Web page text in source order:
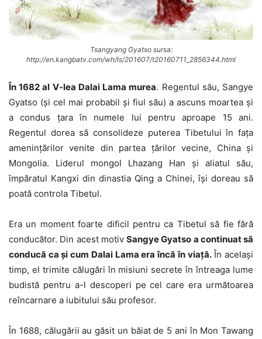
Tsangyang Gyatso sursa:
http://en.kangbatv.com/wh/ls/201607/t20160711_2856344.html
În 1682 al V-lea Dalai Lama murea. Regentul său, Sangye
Gyatso (şi cel mai probabil şi fiul său) a ascuns moartea şi
a condus ţara în numele lui pentru aproape 15 ani.
Regentul dorea să consolideze puterea Tibetului în faţa
ameninţărilor venite din partea ţărilor vecine, China şi
Mongolia. Liderul mongol Lhazang Han şi aliatul său,
împăratul Kangxi din dinastia Qing a Chinei, îşi doreau să
poată controla Tibetul.
Era un moment foarte dificil pentru ca Tibetul să fie fără
conducător. Din acest motiv Sangye Gyatso a continuat să
conducă ca şi cum Dalai Lama era încă în viaţă.În acelaşi
timp, el trimite călugări în misiuni secrete în întreaga lume
budistă pentru a-l descoperi pe cel care era următoarea
reîncarnare a iubitului său profesor.
În 1688, călugării au găsit un băiat de 5 ani în Mon Tawang